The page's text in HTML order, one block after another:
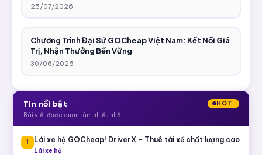
25/07/2026
Chương Trình Đại Sứ GOCheap Việt Nam: Kết Nối Giá
Trị, Nhận Thưởng Bền Vững
30/06/2026
Tin nổi bật
HOT
Bài viết được quan tâm nhiều nhất
1 Lái xe hộ GOCheap! DriverX – Thuê tài xế chất lượng cao
Lái xe hộ